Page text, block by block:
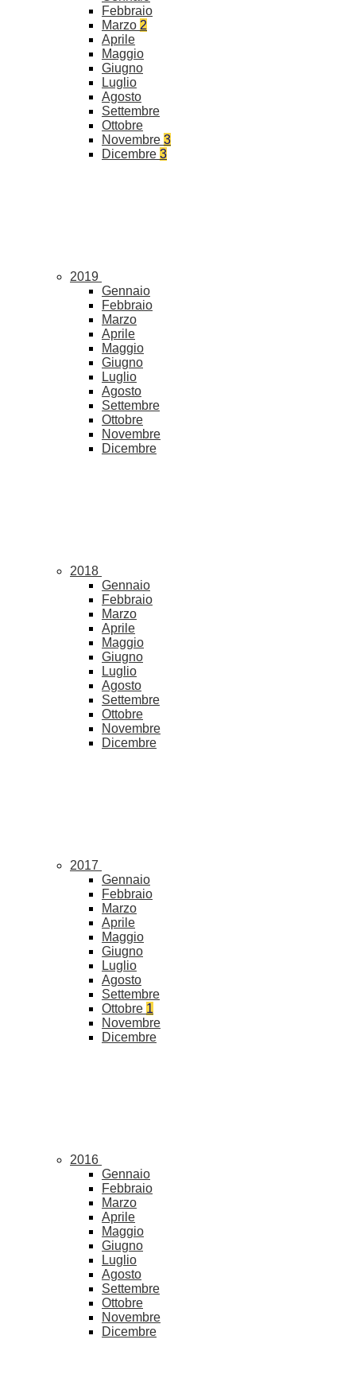
Febbraio
Marzo 2
Aprile
Maggio
Giugno
Luglio
Agosto
Settembre
Ottobre
Novembre 3
Dicembre 3
2019
Gennaio
Febbraio
Marzo
Aprile
Maggio
Giugno
Luglio
Agosto
Settembre
Ottobre
Novembre
Dicembre
2018
Gennaio
Febbraio
Marzo
Aprile
Maggio
Giugno
Luglio
Agosto
Settembre
Ottobre
Novembre
Dicembre
2017
Gennaio
Febbraio
Marzo
Aprile
Maggio
Giugno
Luglio
Agosto
Settembre
Ottobre 1
Novembre
Dicembre
2016
Gennaio
Febbraio
Marzo
Aprile
Maggio
Giugno
Luglio
Agosto
Settembre
Ottobre
Novembre
Dicembre